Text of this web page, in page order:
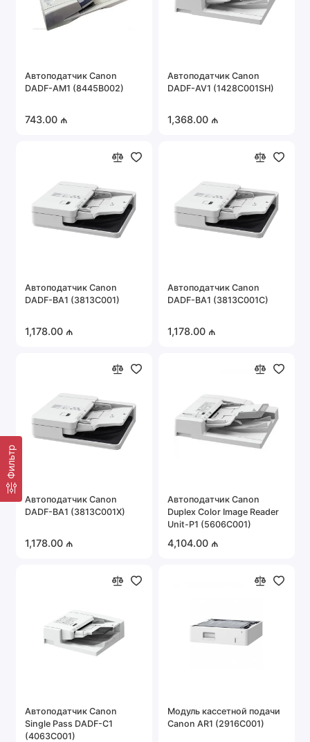
Фильтр
Автоподатчик Canon
DADF-AM1 (8445B002)
743.00 ₼
Автоподатчик Canon
DADF-AV1 (1428C001SH)
1,368.00 ₼
Автоподатчик Canon
DADF-BA1 (3813C001)
1,178.00 ₼
Автоподатчик Canon
DADF-BA1 (3813C001C)
1,178.00 ₼
Автоподатчик Canon
DADF-BA1 (3813C001X)
1,178.00 ₼
Автоподатчик Canon
Duplex Color Image Reader
Unit-P1 (5606C001)
4,104.00 ₼
Автоподатчик Canon
Single Pass DADF-C1
(4063C001)
Модуль кассетной подачи
Canon AR1 (2916C001)